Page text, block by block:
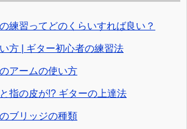
練習ってどのくらいすれば良い？
方 | ギター初心者の練習法
アームの使い方
指の皮が!? ギターの上達法
ブリッジの種類